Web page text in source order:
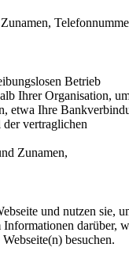
Betrieb
Ihrer Organisation,
etwa Ihre
vertraglichen
Zunamen,
und nutzen sie,
Informationen darüber,
besuchen.